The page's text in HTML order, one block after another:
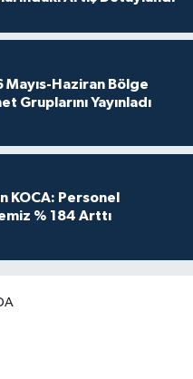
Mayıs-Haziran Bölge
Gruplarını Yayınladı
KOCA: Personel
% 184 Arttı